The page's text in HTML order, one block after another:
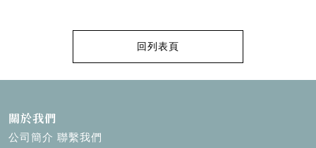
回列表頁
關於我們
公司簡介 聯繫我們